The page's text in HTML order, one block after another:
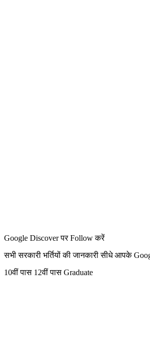
Google Discover पर Follow करें
सभी सरकारी भर्तियों की जानकारी सीधे आपके
10वीं पास 12वीं पास Graduate